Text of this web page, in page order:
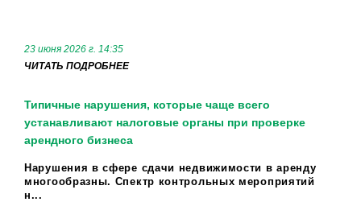
23 июня 2026 г. 14:35
ЧИТАТЬ ПОДРОБНЕЕ
Типичные нарушения, которые чаще всего
устанавливают налоговые органы при проверке
арендного бизнеса
Нарушения в сфере сдачи недвижимости в аренду
многообразны. Спектр контрольных мероприятий
н...